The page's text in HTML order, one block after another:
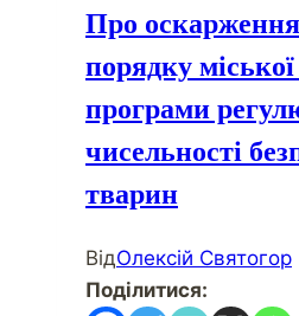
Про
порядку міської
програми
чисельності
тварин
ВідОлексій Святогор
Поділитися: